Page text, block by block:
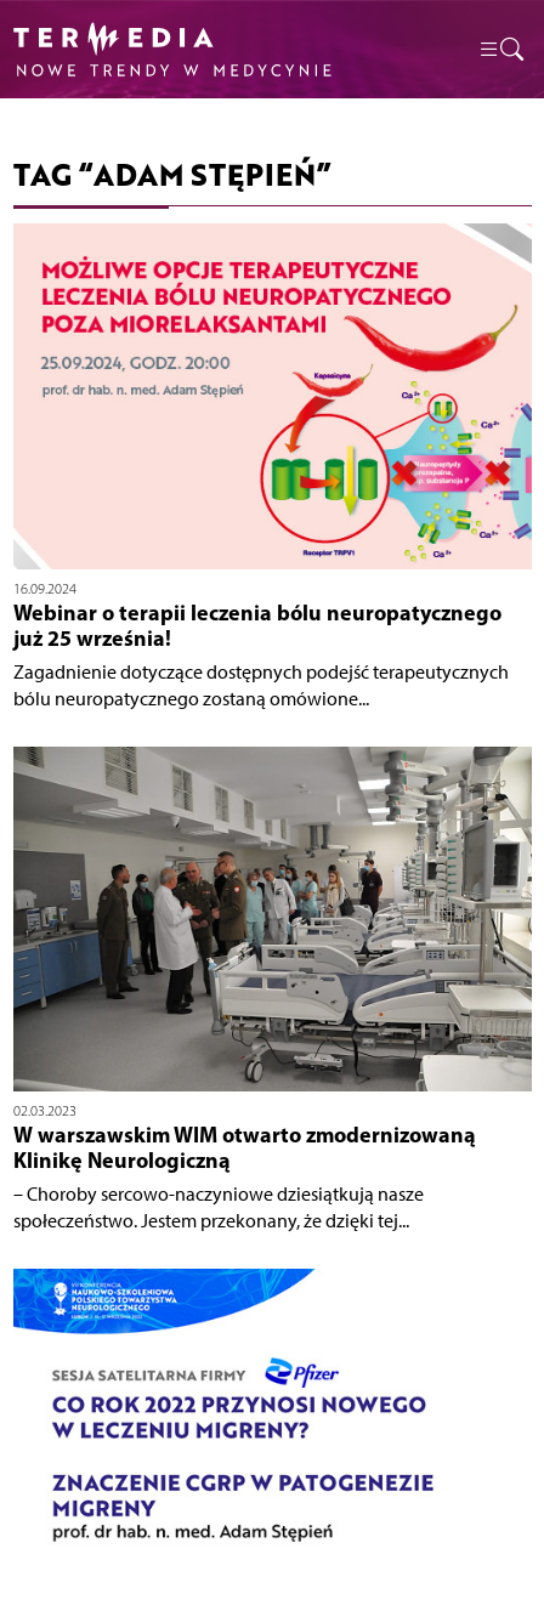
TAG “ADAM STĘPIEŃ”
16.09.2024
Webinar o terapii leczenia bólu neuropatycznego
już 25 września!
Zagadnienie dotyczące dostępnych podejść terapeutycznych
bólu neuropatycznego zostaną omówione...
02.03.2023
W warszawskim WIM otwarto zmodernizowaną
Klinikę Neurologiczną
– Choroby sercowo-naczyniowe dziesiątkują nasze
społeczeństwo. Jestem przekonany, że dzięki tej...